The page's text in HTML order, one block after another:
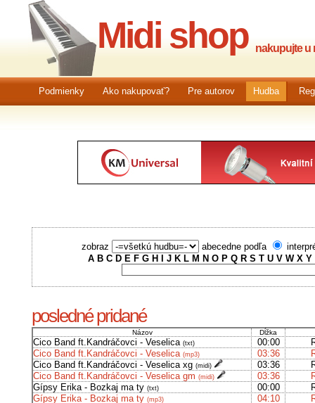
Midi shop nakupujte u
Podmienky Ako nakupovať? Pre autorov Hudba
zobraz abecedne podľa
A B C D E F G H J K L M N O P Q R S T U V W X Y
posledné pridané
Názov Dĺžka
Cico Band ft.Kandráčovci - Veselica (txt) 00:00
Cico Band ft.Kandráčovci - Veselica (mp3) 03:36
Cico Band ft.Kandráčovci - Veselica xg (midi) 03:36
Cico Band ft.Kandráčovci - Veselica gm (midi) 03:36
Gípsy Erika - Bozkaj ma ty (txt) 00:00
Gípsy Erika - Bozkaj ma ty (mp3) 04:10